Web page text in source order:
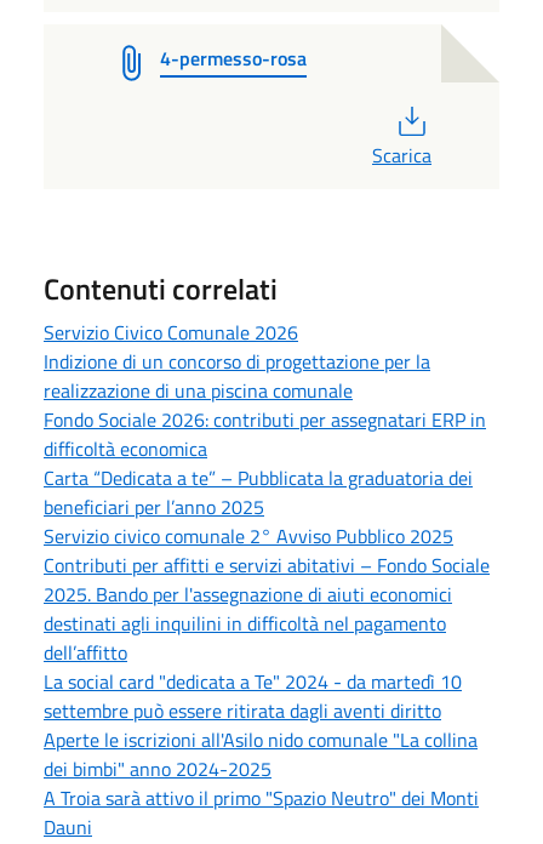
4-permesso-rosa
Scarica
Contenuti correlati
Servizio Civico Comunale 2026
Indizione di un concorso di progettazione per la
realizzazione di una piscina comunale
Fondo Sociale 2026: contributi per assegnatari ERP in
difficoltà economica
Carta “Dedicata a te” – Pubblicata la graduatoria dei
beneficiari per l’anno 2025
Servizio civico comunale 2° Avviso Pubblico 2025
Contributi per affitti e servizi abitativi – Fondo Sociale
2025. Bando per l'assegnazione di aiuti economici
destinati agli inquilini in difficoltà nel pagamento
dell’affitto
La social card "dedicata a Te" 2024 - da martedì 10
settembre può essere ritirata dagli aventi diritto
Aperte le iscrizioni all'Asilo nido comunale "La collina
dei bimbi" anno 2024-2025
A Troia sarà attivo il primo "Spazio Neutro" dei Monti
Dauni